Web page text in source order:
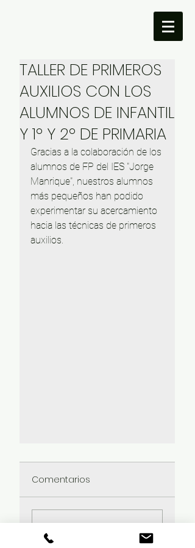
TALLER DE PRIMEROS
AUXILIOS CON LOS
ALUMNOS DE INFANTIL
Y 1º Y 2º DE PRIMARIA
Gracias a la colaboración de los
alumnos de FP del IES "Jorge
Manrique", nuestros alumnos
más pequeños han podido
experimentar su acercamiento
hacia las técnicas de primeros
auxilios.
Comentarios